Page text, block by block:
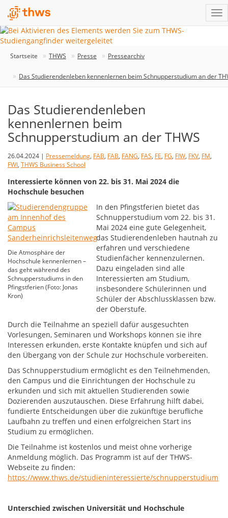
Startseite THWS Presse Pressearchiv
Das Studierendenleben kennenlernen beim Schnupperstudium an der
Das Studierendenleben
kennenlernen beim
Schnupperstudium an der THWS
26.04.2024 | Pressemeldung, FAB, FAB, FANG, FAS, FE, FG, FIW, FKV, FM,
FWI, THWS Business School
Interessierte können von 22. bis 31. Mai 2024 die
Hochschule besuchen
Die Atmosphäre der
Hochschule kennenlernen –
das geht während des
Schnupperstudiums in den
Pfingstferien (Foto: Jonas
Kron)
In den Pfingstferien bietet das
Schnupperstudium vom 22. bis 31.
Mai 2024 eine gute Gelegenheit,
das Studierendenleben hautnah zu
erfahren und verschiedene
Studienfächer kennenzulernen.
Dazu eingeladen sind alle
Interessierten am Studium,
insbesondere Schülerinnen und
Schüler der Abschlussklassen bzw.
der Oberstufe.
Durch die Teilnahme an speziell dafür ausgesuchten
Vorlesungen, Seminaren und Workshops können sie ihre
Interessen erkunden, erste Kontakte knüpfen und sich auf
den Übergang von der Schule zur Hochschule vorbereiten.
Das Schnupperstudium ermöglicht es den Teilnehmenden,
den Campus und die Einrichtungen der Hochschule zu
erkunden und sich mit aktuellen Studierenden sowie
Dozierenden auszutauschen. Diese Erfahrung hilft dabei,
fundierte Entscheidungen über die zukünftige berufliche
Laufbahn zu treffen und einen erfolgreichen Start ins
Studium zu ermöglichen.
Die Teilnahme ist kostenlos und meist ohne vorherige
Anmeldung möglich. Das Programm ist auf der THWS-
Webseite zu finden:
https://www.thws.de/studieninteressierte/schnupperstudium
Unterschied zwischen Universität und Hochschule